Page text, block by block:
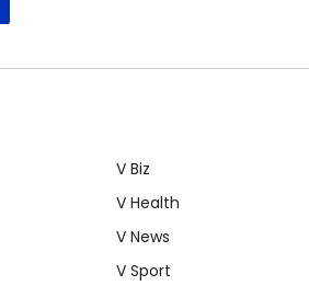
V Biz
V Health
V News
V Sport